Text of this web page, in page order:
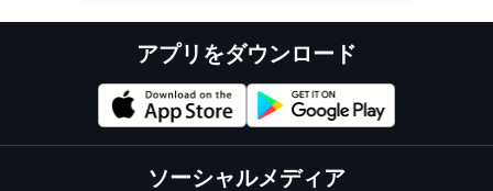
アプリをダウンロード
ソーシャルメディア